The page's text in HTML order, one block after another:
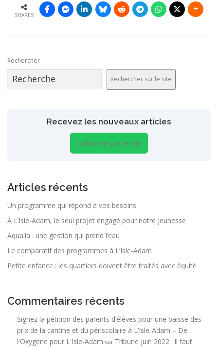
SHARES
Rechercher
Rechercher sur le site
Recevez les nouveaux articles
S’abonner par email
Articles récents
Un programme qui répond à vos besoins
À L’Isle-Adam, le seul projet engagé pour notre jeunesse
Aqualia : une gestion qui prend l’eau
Le comparatif des programmes à L’Isle-Adam
Petite enfance : les quartiers doivent être traités avec équité
Commentaires récents
Signez la pétition des parents d’élèves pour une baisse des
prix de la cantine et du périscolaire à L’Isle-Adam – De
l'Oxygène pour L'Isle-Adam sur Tribune juin 2022 : il faut